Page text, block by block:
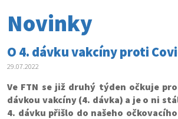
Novinky
O 4. dávku vakcíny proti
29.07.2022
Ve FTN se již druhý týden očkuje
dávkou vakcíny (4. dávka) a je o ni
4. dávku přišlo do našeho